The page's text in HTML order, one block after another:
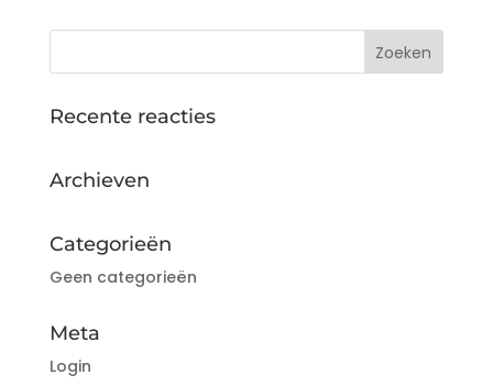
Recente reacties
Archieven
Categorieën
Geen categorieën
Meta
Login